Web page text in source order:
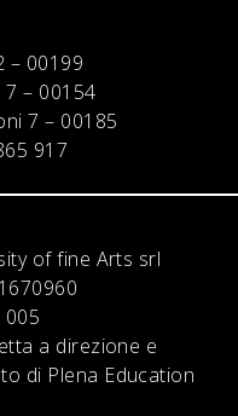
– 00199
7 – 00154
7 – 00185
917
of fine Arts srl
a direzione e
di Plena Education